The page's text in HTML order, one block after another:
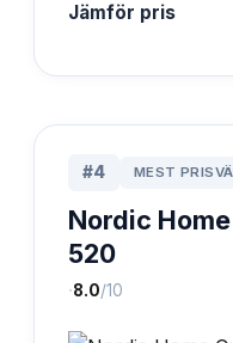
Jämför pris
#4 MEST
Nordic
520
·8.0/10